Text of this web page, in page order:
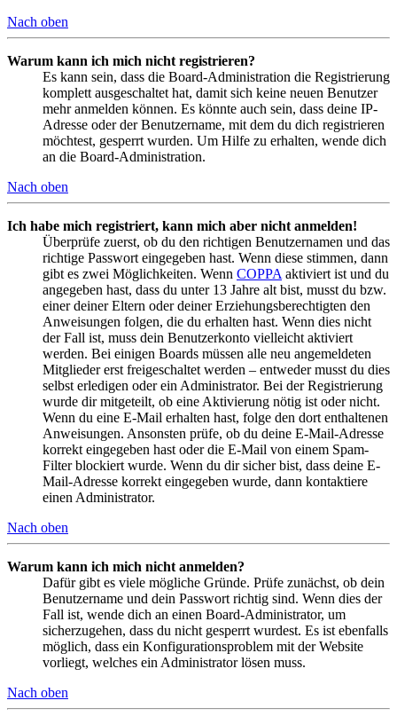
Nach oben
Warum kann ich mich nicht registrieren?
Es kann sein, dass die Board-Administration die Registrierung
komplett ausgeschaltet hat, damit sich keine neuen Benutzer
mehr anmelden können. Es könnte auch sein, dass deine IP-
Adresse oder der Benutzername, mit dem du dich registrieren
möchtest, gesperrt wurden. Um Hilfe zu erhalten, wende dich
an die Board-Administration.
Nach oben
Ich habe mich registriert, kann mich aber nicht anmelden!
Überprüfe zuerst, ob du den richtigen Benutzernamen und das
richtige Passwort eingegeben hast. Wenn diese stimmen, dann
gibt es zwei Möglichkeiten. Wenn COPPA aktiviert ist und du
angegeben hast, dass du unter 13 Jahre alt bist, musst du bzw.
einer deiner Eltern oder deiner Erziehungsberechtigten den
Anweisungen folgen, die du erhalten hast. Wenn dies nicht
der Fall ist, muss dein Benutzerkonto vielleicht aktiviert
werden. Bei einigen Boards müssen alle neu angemeldeten
Mitglieder erst freigeschaltet werden – entweder musst du dies
selbst erledigen oder ein Administrator. Bei der Registrierung
wurde dir mitgeteilt, ob eine Aktivierung nötig ist oder nicht.
Wenn du eine E-Mail erhalten hast, folge den dort enthaltenen
Anweisungen. Ansonsten prüfe, ob du deine E-Mail-Adresse
korrekt eingegeben hast oder die E-Mail von einem Spam-
Filter blockiert wurde. Wenn du dir sicher bist, dass deine E-
Mail-Adresse korrekt eingegeben wurde, dann kontaktiere
einen Administrator.
Nach oben
Warum kann ich mich nicht anmelden?
Dafür gibt es viele mögliche Gründe. Prüfe zunächst, ob dein
Benutzername und dein Passwort richtig sind. Wenn dies der
Fall ist, wende dich an einen Board-Administrator, um
sicherzugehen, dass du nicht gesperrt wurdest. Es ist ebenfalls
möglich, dass ein Konfigurationsproblem mit der Website
vorliegt, welches ein Administrator lösen muss.
Nach oben